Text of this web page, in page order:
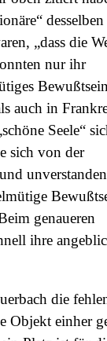
desselben
„dass die
nur ihr
auch in
Seele“
sich von der
unverstanden
genaueren
ihre
die
Objekt einher